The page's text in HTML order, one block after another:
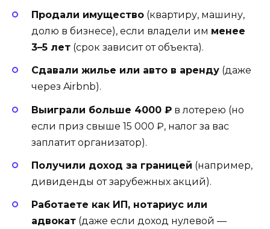
Продали имущество (квартиру, машину,
долю в бизнесе), если владели им менее
3–5 лет (срок зависит от объекта).
Сдавали жилье или авто в аренду (даже
через Airbnb).
Выиграли больше 4000 ₽ в лотерею (но
если приз свыше 15 000 ₽, налог за вас
заплатит организатор).
Получили доход за границей (например,
дивиденды от зарубежных акций).
Работаете как ИП, нотариус или
адвокат (даже если доход нулевой —